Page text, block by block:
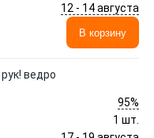
12 - 14 августа
В корзину
ведро
95%
1 шт.